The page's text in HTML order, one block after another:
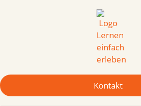
Kontakt